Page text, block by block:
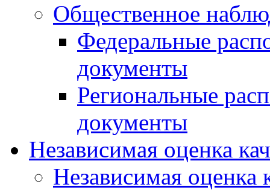
Общественное
Федеральные
документы
Региональные
документы
Независимая оценка
Независимая оценка